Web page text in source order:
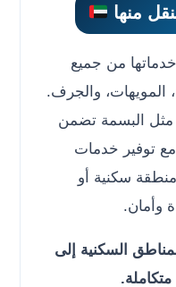
منها
خدماتها من جميع
المويهات، والجرف.
البسمة تضمن
توفير خدمات
سكنية أو
وأمان.
السكنية إلى